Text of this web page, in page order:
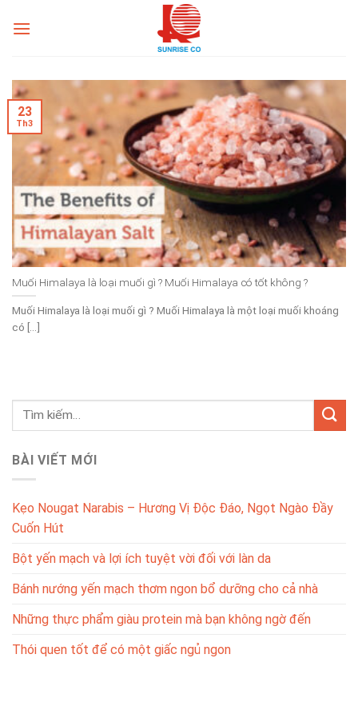
Muối Himalaya là loại muối gì ? Muối Himalaya có tốt không ?
Muối Himalaya là loại muối gì ? Muối Himalaya là một loại muối khoáng
có [...]
23
Th3
BÀI VIẾT MỚI
Kẹo Nougat Narabis – Hương Vị Độc Đáo, Ngọt Ngào Đầy
Cuốn Hút
Bột yến mạch và lợi ích tuyệt vời đối với làn da
Bánh nướng yến mạch thơm ngon bổ dưỡng cho cả nhà
Những thực phẩm giàu protein mà bạn không ngờ đến
Thói quen tốt để có một giấc ngủ ngon